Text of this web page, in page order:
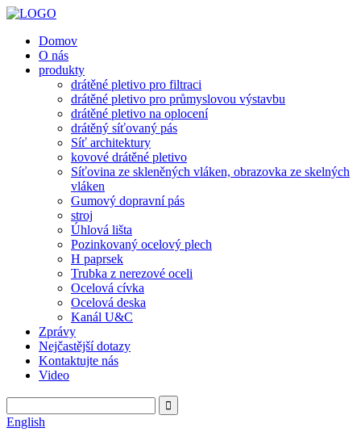
Domov
O nás
produkty
drátěné pletivo pro filtraci
drátěné pletivo pro průmyslovou výstavbu
drátěné pletivo na oplocení
drátěný síťovaný pás
Síť architektury
kovové drátěné pletivo
Síťovina ze skleněných vláken, obrazovka ze skelných
vláken
Gumový dopravní pás
stroj
Úhlová lišta
Pozinkovaný ocelový plech
H paprsek
Trubka z nerezové oceli
Ocelová cívka
Ocelová deska
Kanál U&C
Zprávy
Nejčastější dotazy
Kontaktujte nás
Video
English